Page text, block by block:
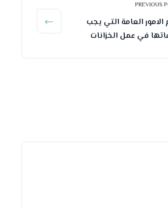
PREVIOUS
الامور العامة التي يجب
في عمل الخزانات